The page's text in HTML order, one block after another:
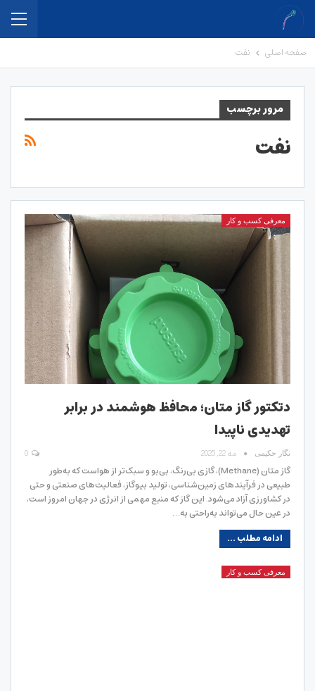
صفحه اصلی نفت
مرور برچسب
نفت
معرفی کسب و کار
دتکتور گاز متان؛ محافظ هوشمند در برابر
تهدیدی ناپیدا
نگار حکیمی مه 22, 2025
گاز متان (Methane)، گازی بی‌رنگ، بی‌بو و سبک‌تر از هواست که به‌طور
طبیعی در فرآیندهای زمین‌شناسی، تولید بیوگاز، فعالیت‌های صنعتی و حتی
در کشاورزی آزاد می‌شود. این گاز که منبع مهمی از انرژی در جهان امروز است،
در عین حال می‌تواند به‌راحتی به…
ادامه مطلب ...
معرفی کسب و کار